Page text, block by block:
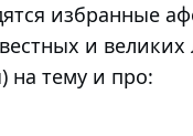
избранные
и
на тему и про: